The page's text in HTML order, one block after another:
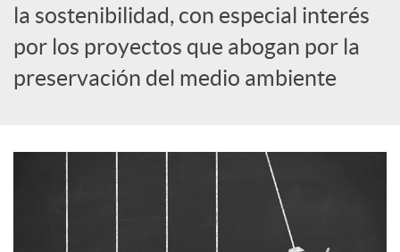
a
l
la sostenibilidad, con especial interés
por los proyectos que abogan por la
preservación del medio ambiente